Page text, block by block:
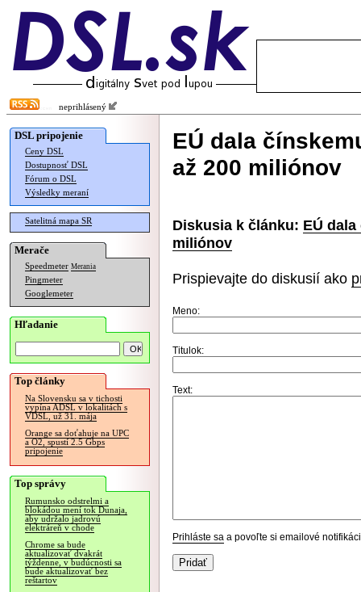
neprihlásený
DSL pripojenie
Ceny DSL
Dostupnosť DSL
Fórum o DSL
Výsledky meraní
Satelitná mapa SR
Merače
Speedmeter Merania
Pingmeter
Googlemeter
Hľadanie
Top články
Na Slovensku sa v tichosti
vypína ADSL v lokalitách s
VDSL, už 31. mája
Orange sa doťahuje na UPC
a O2, spustí 2.5 Gbps
pripojenie
Top správy
Rumunsko odstrelmi a
blokádou mení tok Dunaja,
aby udržalo jadrovú
elektráreň v chode
Chrome sa bude
aktualizovať dvakrát
týždenne, v budúcnosti sa
bude aktualizovať bez
reštartov
EÚ dala
až 200 miliónov
Diskusia k článku: EÚ
miliónov
Prispievajte do diskusií ako
Meno:
Titulok:
Text:
Prihláste sa a povoľte si emailové